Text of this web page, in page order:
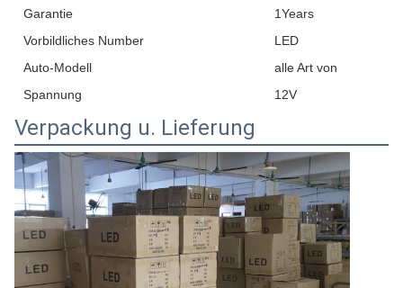
Garantie
1Years
Vorbildliches Number
LED
Auto-Modell
alle Art von
Spannung
12V
Verpackung u. Lieferung